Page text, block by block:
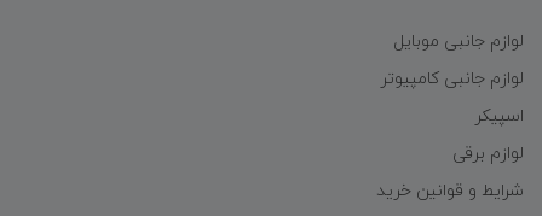
لوازم جانبی موبایل
لوازم جانبی کامپیوتر
اسپیکر
لوازم برقی
شرایط و قوانین خرید